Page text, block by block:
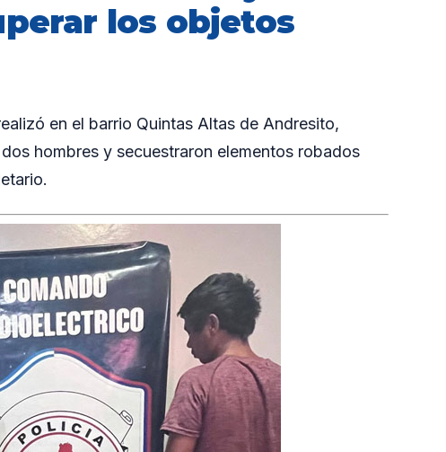
los objetos
en el barrio Quintas Altas de Andresito,
hombres y secuestraron elementos robados